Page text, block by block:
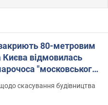
80-метровим
відмовилась
"московського
скасування будівництва